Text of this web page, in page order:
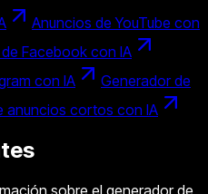
Anuncios de YouTube con
Facebook con IA
con IA
Generador de
anuncios cortos con IA
sobre el generador de